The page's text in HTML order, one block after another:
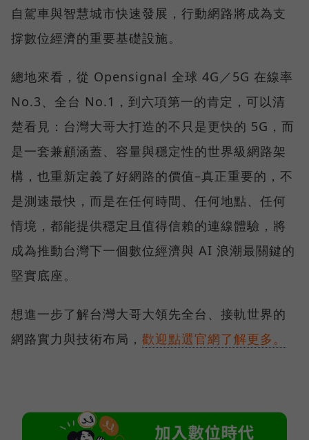
自駕車與智慧城市快速發展，行動網路將成為支
撐數位經濟的重要基礎設施。
總地來看，從 Opensignal 全球 4G／5G 在線率
No.3、全台 No.1，到六項第一的肯定，可以清
楚看見：台灣大哥大打造的不只是更快的 5G，而
是一套兼顧涵蓋、容量與穩定性的世界級網路架
構，也重新定義了好網路的價值–真正重要的，不
是測速最快，而是在任何時間、任何地點、任何
情境，都能提供穩定且值得信賴的連線體驗，將
成為推動台灣下一個數位經濟與 AI 浪潮最關鍵的
堅實底座。
想進一步了解台灣大哥大領先全台、接軌世界的
網路實力與技術布局， 歡迎點選官網了解更多。